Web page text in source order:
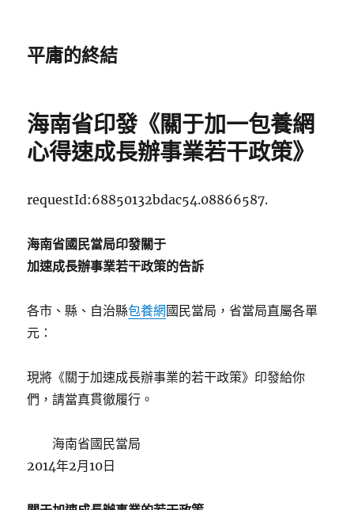
平庸的終結
海南省印發《關于加一包養網
心得速成長辦事業若干政策》
requestId:68850132bdac54.08866587.
海南省國民當局印發關于
加速成長辦事業若干政策的告訴
各市、縣、自治縣包養網 國民當局，省當局直屬各單
元：
現將《關于加速成長辦事業的若干政策》印發給你
們，請當真貫徹履行。
海南省國民當局
2014年2月10日